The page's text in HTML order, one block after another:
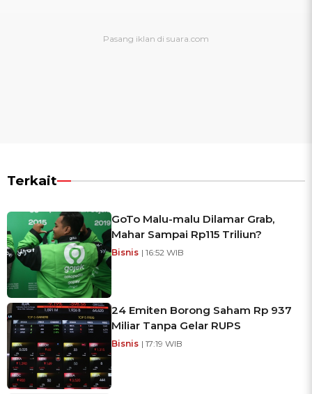
Terkait
GoTo Malu-malu Dilamar Grab,
Mahar Sampai Rp115 Triliun?
Bisnis | 16:52 WIB
24 Emiten Borong Saham Rp 937
Miliar Tanpa Gelar RUPS
Bisnis | 17:19 WIB